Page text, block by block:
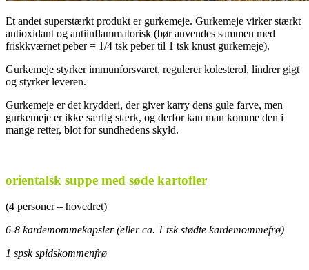
Et andet superstærkt produkt er gurkemeje. Gurkemeje virker stærkt
antioxidant og antiinflammatorisk (bør anvendes sammen med
friskkværnet peber = 1/4 tsk peber til 1 tsk knust gurkemeje).
Gurkemeje styrker immunforsvaret, regulerer kolesterol, lindrer gigt
og styrker leveren.
Gurkemeje er det krydderi, der giver karry dens gule farve, men
gurkemeje er ikke særlig stærk, og derfor kan man komme den i
mange retter, blot for sundhedens skyld.
orientalsk suppe med søde kartofler
(4 personer – hovedret)
6-8 kardemommekapsler (eller ca. 1 tsk stødte kardemommefrø)
1 spsk spidskommenfrø